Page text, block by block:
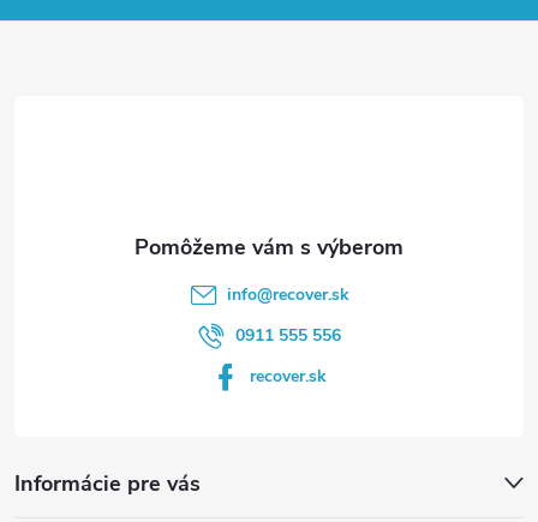
info@recover.sk
0911 555 556
recover.sk
Informácie pre vás